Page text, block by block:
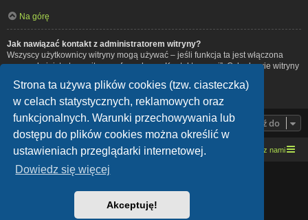
Strona ta używa plików cookies (tzw. ciasteczka)
w celach statystycznych, reklamowych oraz
funkcjonalnych. Warunki przechowywania lub
dostępu do plików cookies można określić w
ustawieniach przeglądarki internetowej.
Dowiedz się więcej
Akceptuję!
Na górę
Jak nawiązać kontakt z administratorem witryny?
Wszyscy użytkownicy witryny mogą używać – jeśli funkcja ta jest włączona
przez administratora witryny – formularza „Kontakt z nami”. Członkowie witryny
Na górę
Przejdź do
Strona domowa Kresowe forum motocyklowe Kontakt z nami
Technologię dostarczaphpBB® Forum Software © phpBB Limited
Polski pakiet językowy dostarcza